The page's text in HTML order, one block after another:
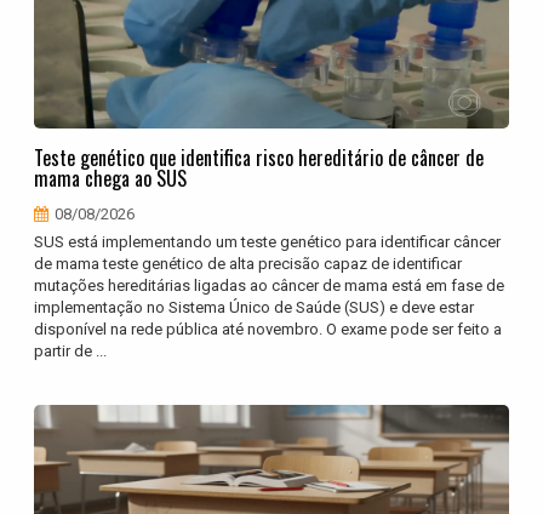
Teste genético que identifica risco hereditário de câncer de
mama chega ao SUS
08/08/2026
SUS está implementando um teste genético para identificar câncer
de mama teste genético de alta precisão capaz de identificar
mutações hereditárias ligadas ao câncer de mama está em fase de
implementação no Sistema Único de Saúde (SUS) e deve estar
disponível na rede pública até novembro. O exame pode ser feito a
partir de ...